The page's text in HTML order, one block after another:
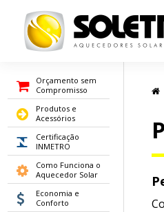
Orçamento sem
Compromisso
Produtos e
Acessórios
Certificação
INMETRO
Como Funciona o
Aquecedor Solar
Economia e
Conforto